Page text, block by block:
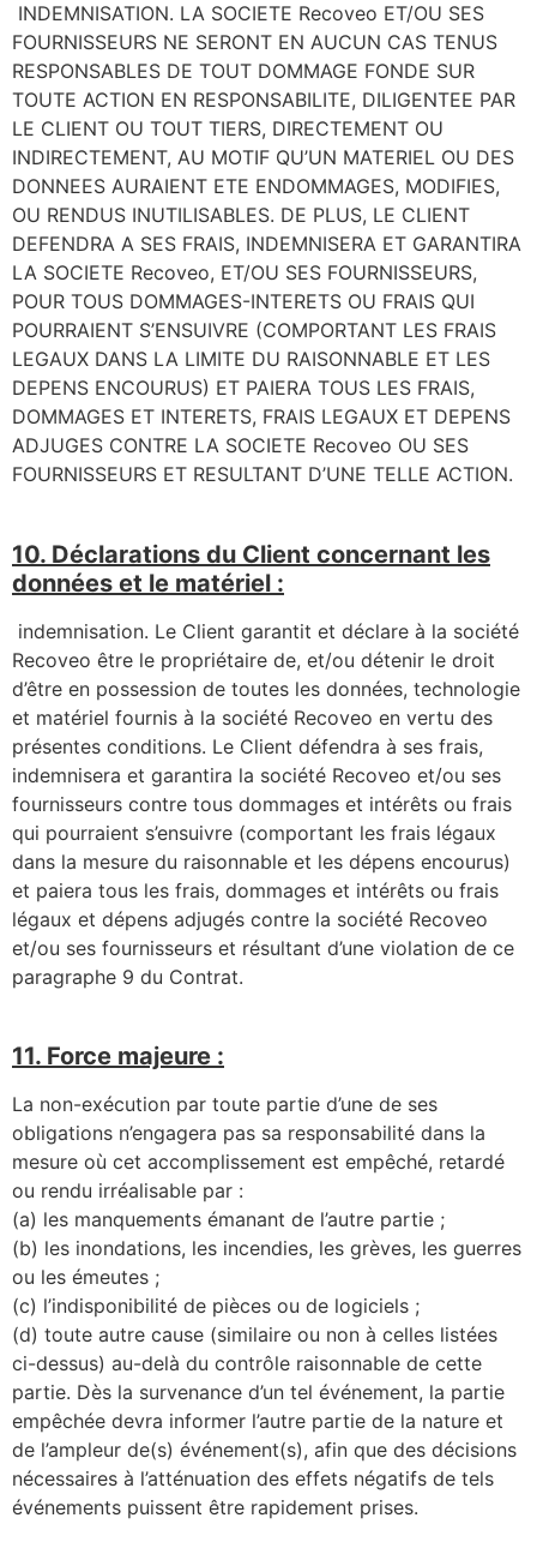
INDEMNISATION. LA SOCIETE Recoveo ET/OU SES
FOURNISSEURS NE SERONT EN AUCUN CAS TENUS
RESPONSABLES DE TOUT DOMMAGE FONDE SUR
TOUTE ACTION EN RESPONSABILITE, DILIGENTEE PAR
LE CLIENT OU TOUT TIERS, DIRECTEMENT OU
INDIRECTEMENT, AU MOTIF QU’UN MATERIEL OU DES
DONNEES AURAIENT ETE ENDOMMAGES, MODIFIES,
OU RENDUS INUTILISABLES. DE PLUS, LE CLIENT
DEFENDRA A SES FRAIS, INDEMNISERA ET GARANTIRA
LA SOCIETE Recoveo, ET/OU SES FOURNISSEURS,
POUR TOUS DOMMAGES-INTERETS OU FRAIS QUI
POURRAIENT S’ENSUIVRE (COMPORTANT LES FRAIS
LEGAUX DANS LA LIMITE DU RAISONNABLE ET LES
DEPENS ENCOURUS) ET PAIERA TOUS LES FRAIS,
DOMMAGES ET INTERETS, FRAIS LEGAUX ET DEPENS
ADJUGES CONTRE LA SOCIETE Recoveo OU SES
FOURNISSEURS ET RESULTANT D’UNE TELLE ACTION.
10. Déclarations du Client concernant les
données et le matériel :
indemnisation. Le Client garantit et déclare à la société
Recoveo être le propriétaire de, et/ou détenir le droit
d’être en possession de toutes les données, technologie
et matériel fournis à la société Recoveo en vertu des
présentes conditions. Le Client défendra à ses frais,
indemnisera et garantira la société Recoveo et/ou ses
fournisseurs contre tous dommages et intérêts ou frais
qui pourraient s’ensuivre (comportant les frais légaux
dans la mesure du raisonnable et les dépens encourus)
et paiera tous les frais, dommages et intérêts ou frais
légaux et dépens adjugés contre la société Recoveo
et/ou ses fournisseurs et résultant d’une violation de ce
paragraphe 9 du Contrat.
11. Force majeure :
La non-exécution par toute partie d’une de ses
obligations n’engagera pas sa responsabilité dans la
mesure où cet accomplissement est empêché, retardé
ou rendu irréalisable par :
(a) les manquements émanant de l’autre partie ;
(b) les inondations, les incendies, les grèves, les guerres
ou les émeutes ;
(c) l’indisponibilité de pièces ou de logiciels ;
(d) toute autre cause (similaire ou non à celles listées
ci-dessus) au-delà du contrôle raisonnable de cette
partie. Dès la survenance d’un tel événement, la partie
empêchée devra informer l’autre partie de la nature et
de l’ampleur de(s) événement(s), afin que des décisions
nécessaires à l’atténuation des effets négatifs de tels
événements puissent être rapidement prises.